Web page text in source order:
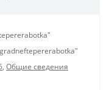
, Общие сведения